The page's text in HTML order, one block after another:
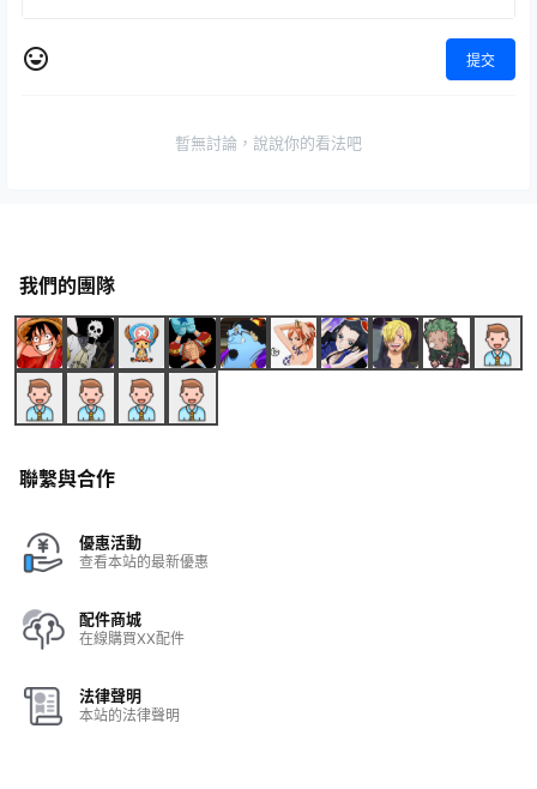
提交
暫無討論，說說你的看法吧
我們的團隊
聯繫與合作
優惠活動
查看本站的最新優惠
配件商城
在線購買XX配件
法律聲明
本站的法律聲明